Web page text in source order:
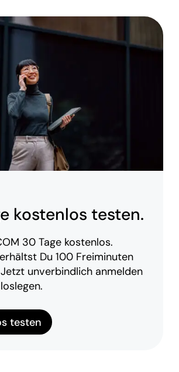
kostenlos testen.
30 Tage kostenlos.
Du 100 Freiminuten
unverbindlich anmelden
testen